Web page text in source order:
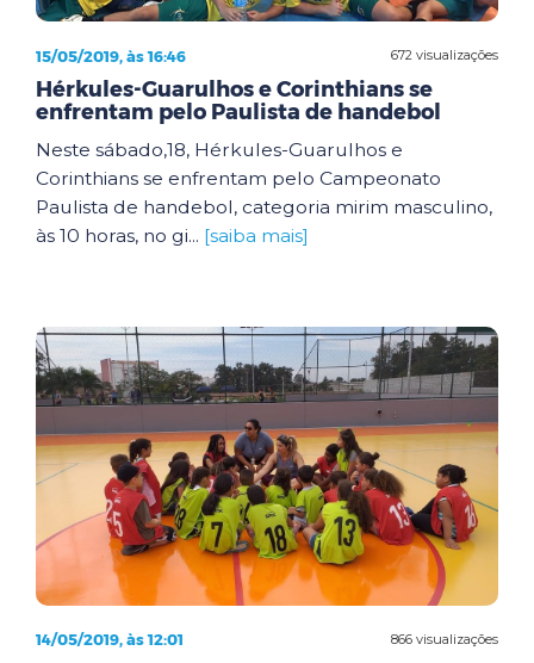
672 visualizações
15/05/2019, às 16:46
Hérkules-Guarulhos e Corinthians se
enfrentam pelo Paulista de handebol
Neste sábado,18, Hérkules-Guarulhos e
Corinthians se enfrentam pelo Campeonato
Paulista de handebol, categoria mirim masculino,
às 10 horas, no gi... [saiba mais]
866 visualizações
14/05/2019, às 12:01